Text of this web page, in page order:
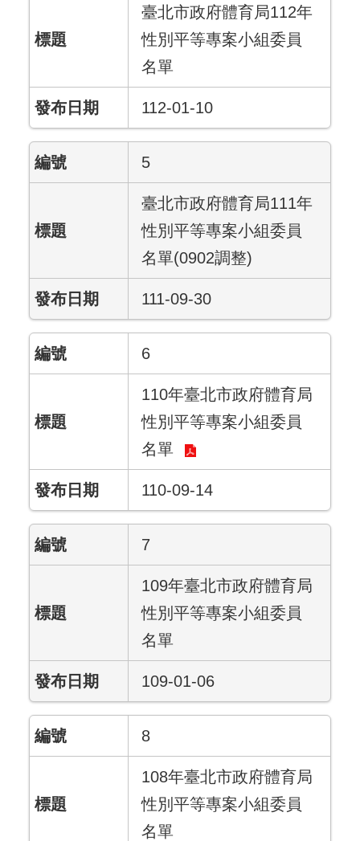
臺北市政府體育局112年
性別平等專案小組委員
名單
112-01-10
5
臺北市政府體育局111年
性別平等專案小組委員
名單(0902調整)
111-09-30
6
110年臺北市政府體育局
性別平等專案小組委員
名單
110-09-14
7
109年臺北市政府體育局
性別平等專案小組委員
名單
109-01-06
8
108年臺北市政府體育局
性別平等專案小組委員
名單